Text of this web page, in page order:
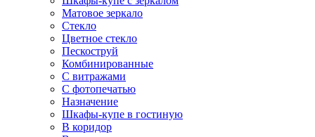
Матовое зеркало
Стекло
Цветное стекло
Пескоструй
Комбинированные
С витражами
С фотопечатью
Назначение
Шкафы-купе в гостиную
В коридор